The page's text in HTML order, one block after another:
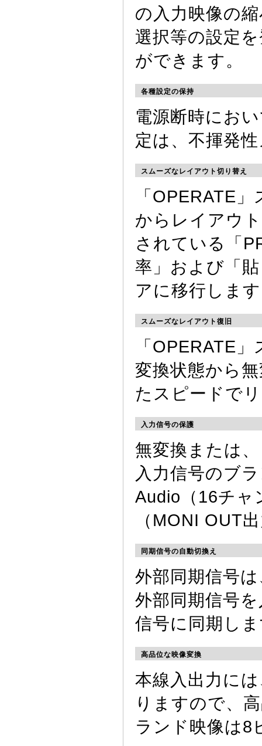
の入力映像の
選択等の設定
ができます。
各種設定の保持
電源断時にお
定は、不揮発
スムーズなレイアウト切り替え
「OPERATE
からレイアウ
されている「
率」および「
アに移行しま
スムーズなレイアウト復旧
「OPERATE
変換状態から
たスピードで
入力信号の保護
無変換または
入力信号のブ
Audio（16チャ
（MONI OUT
同期信号の自動切換え
外部同期信号
外部同期信号
信号に同期し
高品位な映像変換
本線入出力に
りますので、
ランド映像は8